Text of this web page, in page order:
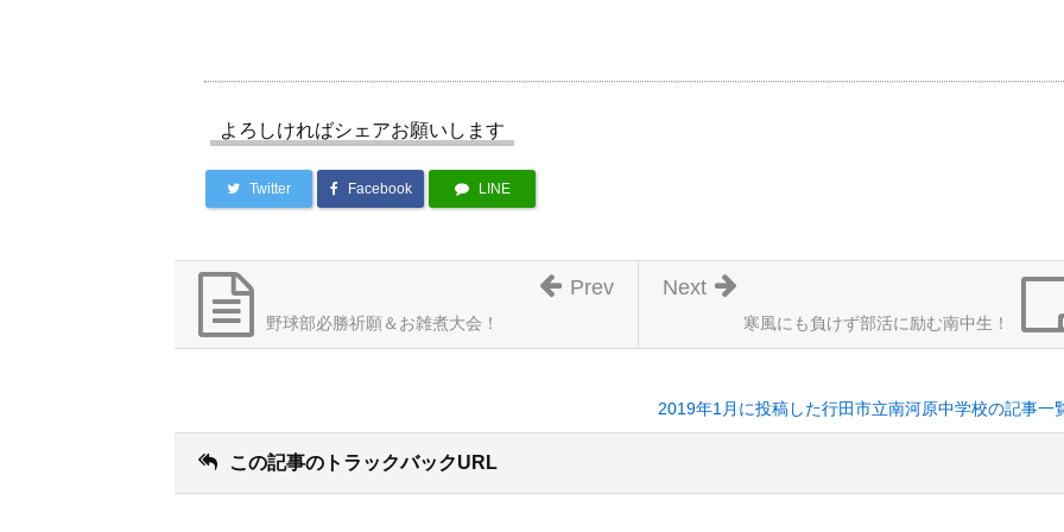
よろしければシェアお願いします
Twitter Facebook LINE
寒風にも負けず部活に励む南中生！
Next
野球部必勝祈願＆お雑煮大会！
Prev
2019年1月に投稿した行田市立南河原中学校の記事一
この記事のトラックバックURL